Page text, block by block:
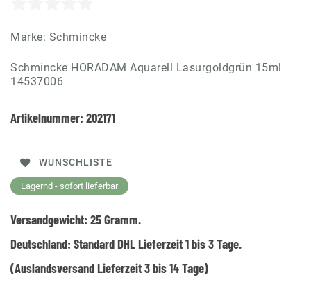
Marke: Schmincke
Schmincke HORADAM Aquarell Lasurgoldgrün 15ml
14537006
Artikelnummer: 202171
WUNSCHLISTE
Lagernd - sofort lieferbar
Versandgewicht: 25Gramm.
Deutschland: Standard DHL Lieferzeit 1 bis 3 Tage.
(Auslandsversand Lieferzeit 3 bis 14 Tage)